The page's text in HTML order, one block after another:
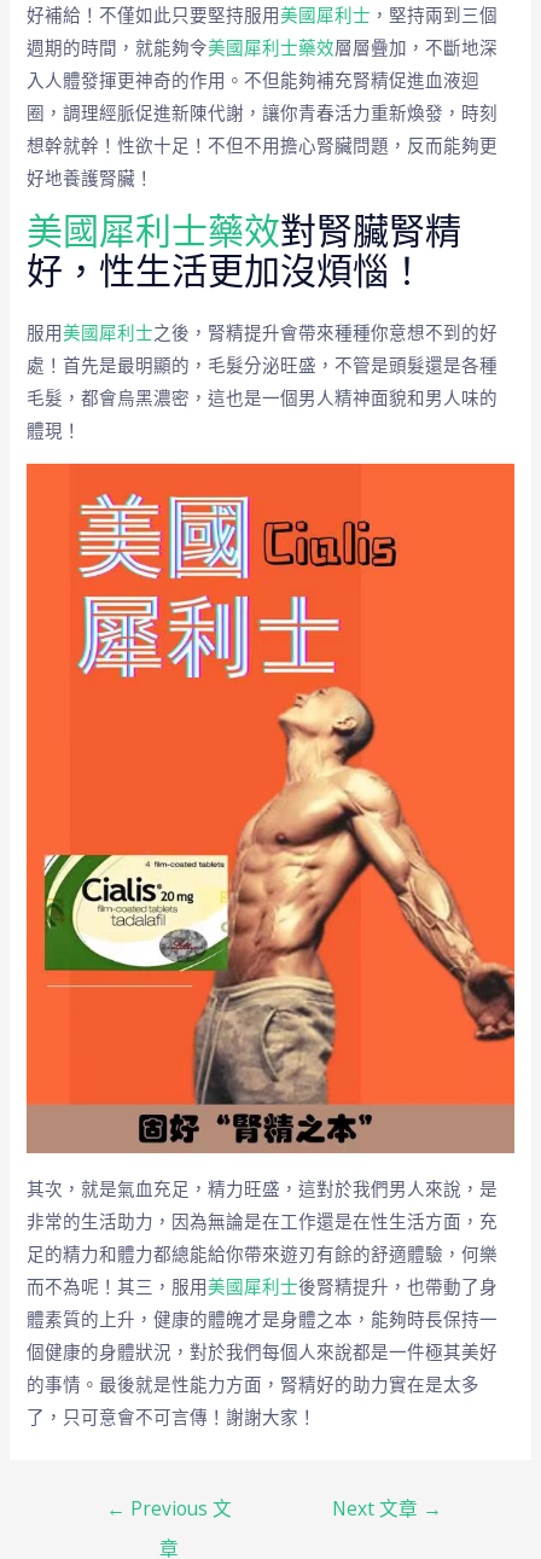
好補給！不僅如此只要堅持服用美國犀利士 ，堅持兩到三個
週期的時間，就能夠令美國犀利士藥效層層疊加，不斷地深
入人體發揮更神奇的作用。不但能夠補充腎精促進血液迴
圈，調理經脈促進新陳代謝，讓你青春活力重新煥發，時刻
想幹就幹！性欲十足！不但不用擔心腎臟問題，反而能夠更
好地養護腎臟！
美國犀利士藥效對腎臟腎精
好，性生活更加沒煩惱！
服用美國犀利士之後，腎精提升會帶來種種你意想不到的好
處！首先是最明顯的，毛髮分泌旺盛，不管是頭髮還是各種
毛髮，都會烏黑濃密，這也是一個男人精神面貌和男人味的
體現！
其次，就是氣血充足，精力旺盛，這對於我們男人來說，是
非常的生活助力，因為無論是在工作還是在性生活方面，充
足的精力和體力都總能給你帶來遊刃有餘的舒適體驗，何樂
而不為呢！其三，服用美國犀利士後腎精提升，也帶動了身
體素質的上升，健康的體魄才是身體之本，能夠時長保持一
個健康的身體狀況，對於我們每個人來說都是一件極其美好
的事情。最後就是性能力方面，腎精好的助力實在是太多
了，只可意會不可言傳！謝謝大家！
← Previous 文
章
Next 文章 →